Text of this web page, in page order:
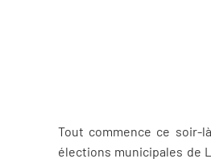
Tout commence ce soir-
élections municipales de